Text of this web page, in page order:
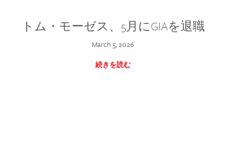
トム・モーゼス、5月にGIAを退職
March 5, 2026
続きを読む